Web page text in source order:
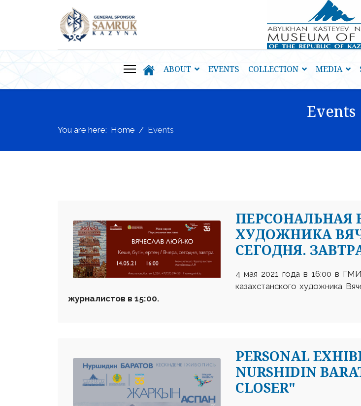
ABOUT EVENTS COLLECTION MEDIA
Events
You are here: Home Events
ПЕРСОНАЛЬНАЯ
ХУДОЖНИКА
СЕГОДНЯ.
4 мая 2021 года в 16:00 в
казахстанского художника
журналистов в 15:00.
PERSONAL
NURSHIDIN
CLOSER"